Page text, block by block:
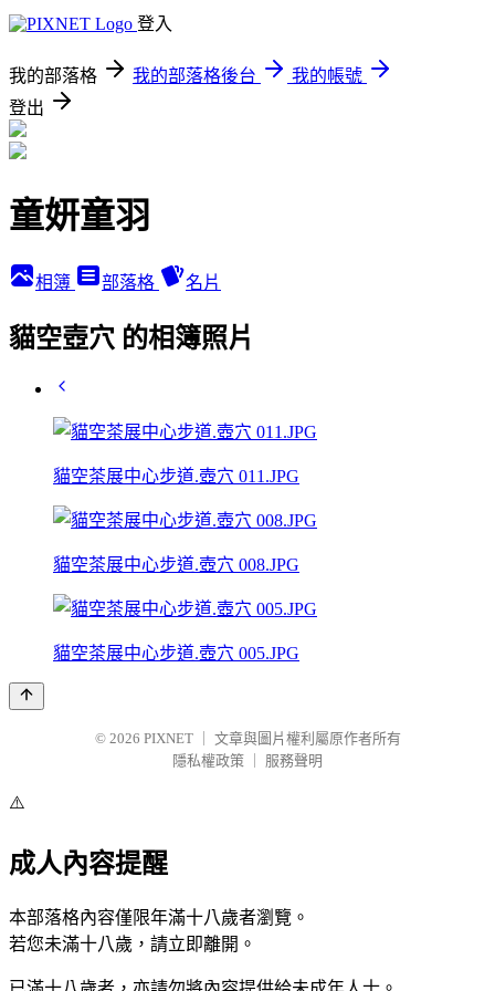
登入
我的部落格 我的部落格後台
我的帳號
登出
童妍童羽
相簿 部落格 名片
貓空壺穴 的相簿照片
貓空茶展中心步道.壺穴 011.JPG
貓空茶展中心步道.壺穴 008.JPG
貓空茶展中心步道.壺穴 005.JPG
© 2026 PIXNET
文章與圖片權利屬原作者所有
隱私權政策
服務聲明
⚠️
成人內容提醒
本部落格內容僅限年滿十八歲者瀏覽。
若您未滿十八歲，請立即離開。